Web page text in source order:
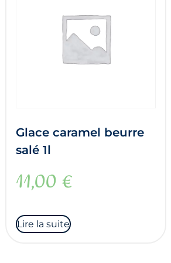
Glace caramel beurre
salé 1l
11,00 €
Lire la suite